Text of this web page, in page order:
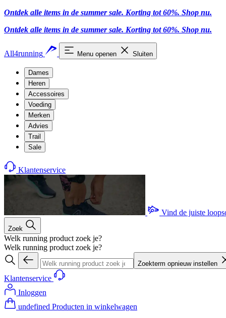
Ontdek alle items in de summer sale. Korting tot 60%. Shop nu.
Ontdek alle items in de summer sale. Korting tot 60%. Shop nu.
All4running Menu openen Sluiten
Dames
Heren
Accessoires
Voeding
Merken
Advies
Trail
Sale
Klantenservice
Vind de juiste
Zoek
Welk running product zoek je?
Welk running product zoek je?
Zoekterm opnieuw instellen
Klantenservice
Inloggen
undefined Producten in winkelwagen